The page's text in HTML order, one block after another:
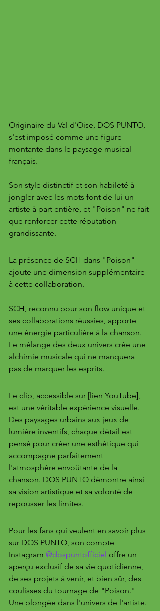
Originaire du Val d'Oise, DOS PUNTO,
s'est imposé comme une figure
montante dans le paysage musical
français.
Son style distinctif et son habileté à
jongler avec les mots font de lui un
artiste à part entière, et "Poison" ne fait
que renforcer cette réputation
grandissante.
La présence de SCH dans "Poison"
ajoute une dimension supplémentaire
à cette collaboration.
SCH, reconnu pour son flow unique et
ses collaborations réussies, apporte
une énergie particulière à la chanson.
Le mélange des deux univers crée une
alchimie musicale qui ne manquera
pas de marquer les esprits.
Le clip, accessible sur [lien YouTube],
est une véritable expérience visuelle.
Des paysages urbains aux jeux de
lumière inventifs, chaque détail est
pensé pour créer une esthétique qui
accompagne parfaitement
l'atmosphère envoûtante de la
chanson. DOS PUNTO démontre ainsi
sa vision artistique et sa volonté de
repousser les limites.
Pour les fans qui veulent en savoir plus
sur DOS PUNTO, son compte
Instagram @dospuntofficiel offre un
aperçu exclusif de sa vie quotidienne,
de ses projets à venir, et bien sûr, des
coulisses du tournage de "Poison."
Une plongée dans l'univers de l'artiste.